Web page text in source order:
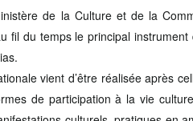
de la Culture et de la
fil du temps le principal
vient d’être réalisée après
de participation à la vie